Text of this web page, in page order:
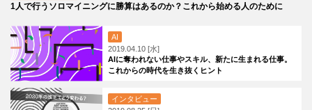
1人で行うソロマイニングに勝算はあるのか？これから始める人のために
AI
2019.04.10 [水]
AIに奪われない仕事やスキル、新たに生まれる仕事。
これからの時代を生き抜くヒント
インタビュー